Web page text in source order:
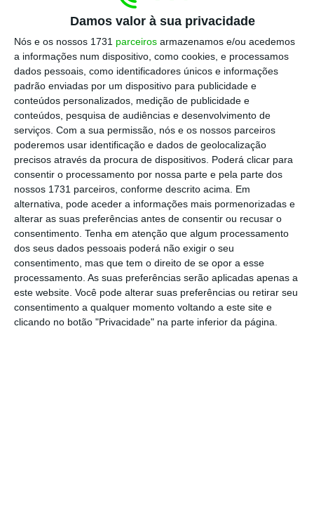
Damos valor à sua privacidade
Nós e os nossos 1731 parceiros armazenamos e/ou acedemos
a informações num dispositivo, como cookies, e processamos
dados pessoais, como identificadores únicos e informações
padrão enviadas por um dispositivo para publicidade e
conteúdos personalizados, medição de publicidade e
conteúdos, pesquisa de audiências e desenvolvimento de
serviços. Com a sua permissão, nós e os nossos parceiros
poderemos usar identificação e dados de geolocalização
precisos através da procura de dispositivos. Poderá clicar para
consentir o processamento por nossa parte e pela parte dos
nossos 1731 parceiros, conforme descrito acima. Em
alternativa, pode aceder a informações mais pormenorizadas e
alterar as suas preferências antes de consentir ou recusar o
consentimento. Tenha em atenção que algum processamento
dos seus dados pessoais poderá não exigir o seu
consentimento, mas que tem o direito de se opor a esse
processamento. As suas preferências serão aplicadas apenas a
este website. Você pode alterar suas preferências ou retirar seu
consentimento a qualquer momento voltando a este site e
clicando no botão "Privacidade" na parte inferior da página.